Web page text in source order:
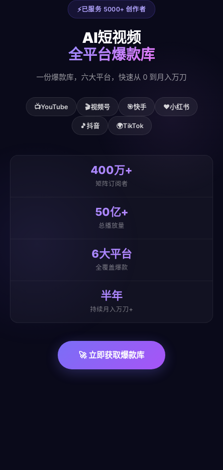
已服务 5000+ 创作者
AI短视频
全平台爆款库
一份爆款库，六大平台，快速从 0 到月入万刀
📺YouTube 🎬视频号 🎯快手 ❤️小红书
🎵抖音 🌍TikTok
400万+
矩阵订阅者
50亿+
总播放量
6大平台
全覆盖爆款
半年
持续月入万刀+
🚀 立即获取爆款库